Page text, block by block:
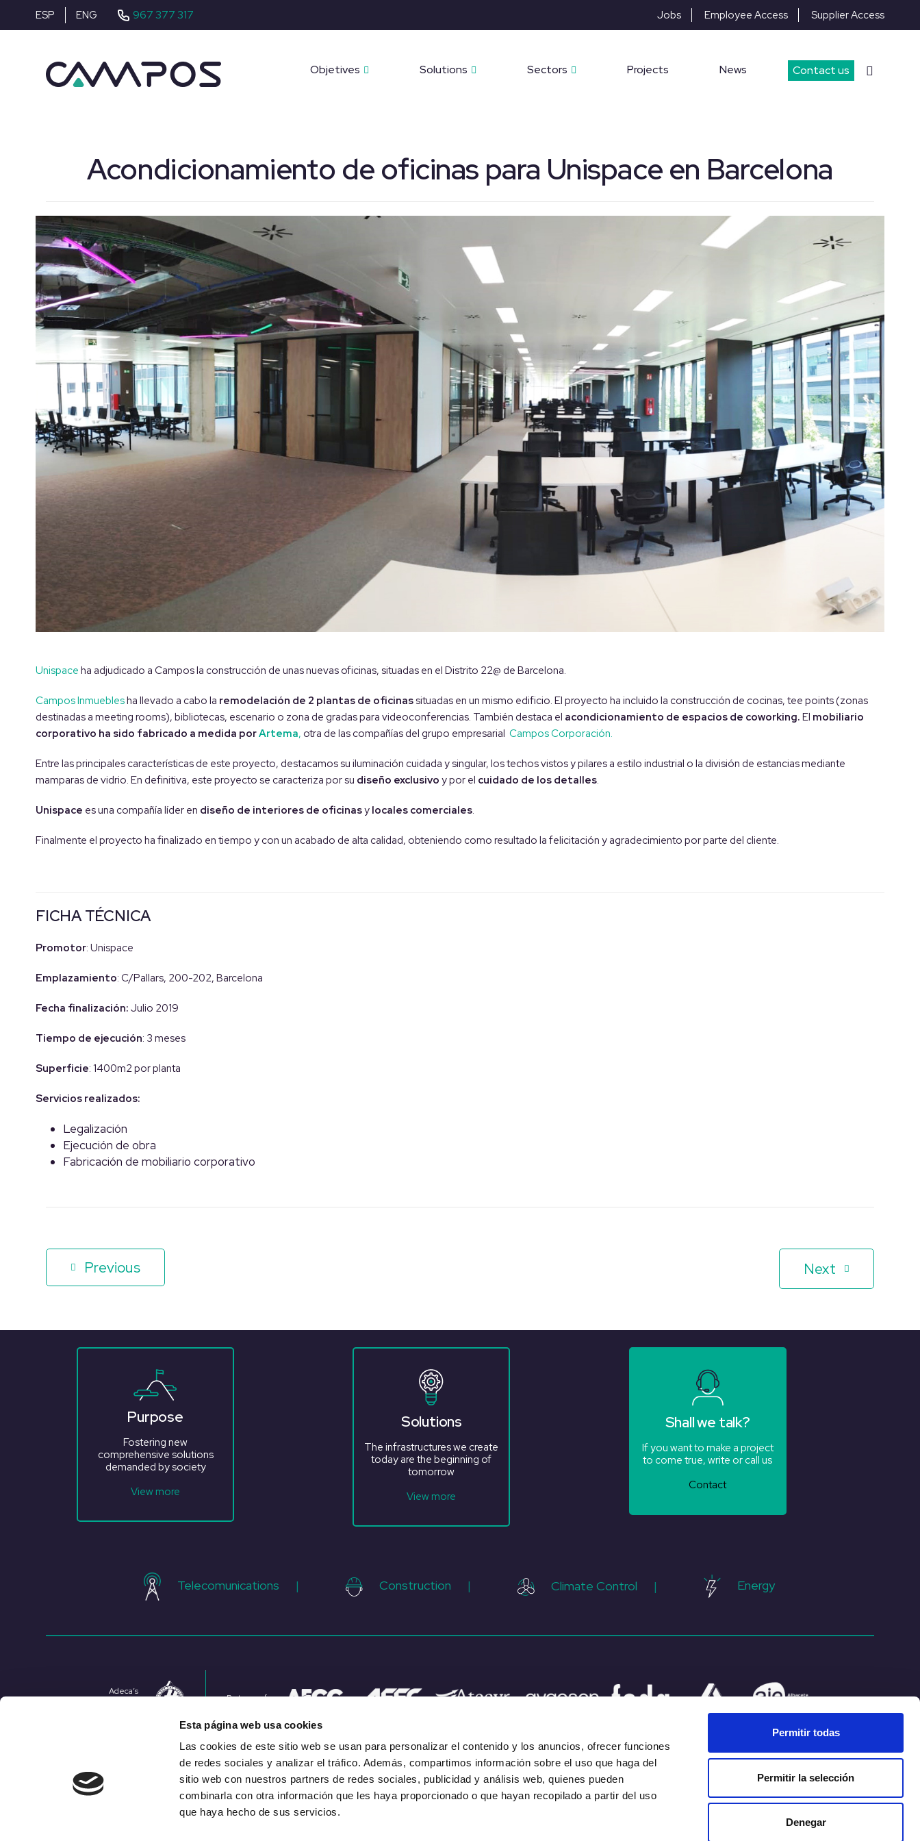
Esta página web usa cookies
Las cookies de este sitio web se usan para personalizar el contenido y los anuncios, ofrecer funciones
de redes sociales y analizar el tráfico. Además, compartimos información sobre el uso que haga del
sitio web con nuestros partners de redes sociales, publicidad y análisis web, quienes pueden
combinarla con otra información que les haya proporcionado o que hayan recopilado a partir del uso
que haya hecho de sus servicios.
Permitir todas
Permitir la selección
Denegar
ESP ENG 967 377 317 Jobs Employee Access Supplier Access
Objetives Solutions Sectors Projects News Contact us
Acondicionamiento de oficinas para Unispace en Barcelona
Unispace ha adjudicado a Campos la construcción de unas nuevas oficinas, situadas en el Distrito 22@ de Barcelona.
Campos Inmueblesha llevado a cabo la remodelación de 2 plantas de oficinassituadas en un mismo edificio. El proyecto ha incluido la construcción de cocinas, tee points (zonas
destinadas a meeting rooms), bibliotecas, escenario o zona de gradas para videoconferencias. También destaca el acondicionamiento de espacios de coworking. El mobiliario
corporativo ha sido fabricado a medida porArtema, otra de las compañías del grupo empresarial Campos Corporación.
Entre las principales características de este proyecto, destacamos su iluminación cuidada y singular, los techos vistos y pilares a estilo industrial o la división de estancias mediante
mamparas de vidrio. En definitiva, este proyecto se caracteriza por su diseño exclusivo y por el cuidado de los detalles.
Unispace es una compañía líder en diseño de interiores de oficinasy locales comerciales.
Finalmente el proyecto ha finalizado en tiempo y con un acabado de alta calidad, obteniendo como resultado la felicitación y agradecimiento por parte del cliente.
FICHA TÉCNICA
Promotor: Unispace
Emplazamiento: C/Pallars, 200-202, Barcelona
Fecha finalización: Julio 2019
Tiempo de ejecución: 3 meses
Superficie: 1400m2 por planta
Servicios realizados:
Legalización
Ejecución de obra
Fabricación de mobiliario corporativo
Previous Next
Purpose
Fostering new
comprehensive solutions
demanded by society
View more
Solutions
The infrastructures we create
today are the beginning of
tomorrow
View more
Shall we talk?
If you want to make a project
to come true, write or call us
Contact
Telecomunications | Construction | Climate Control | Energy
Adeca’s
Partners of
Legal Notice Whistleblower Channel Press Kit